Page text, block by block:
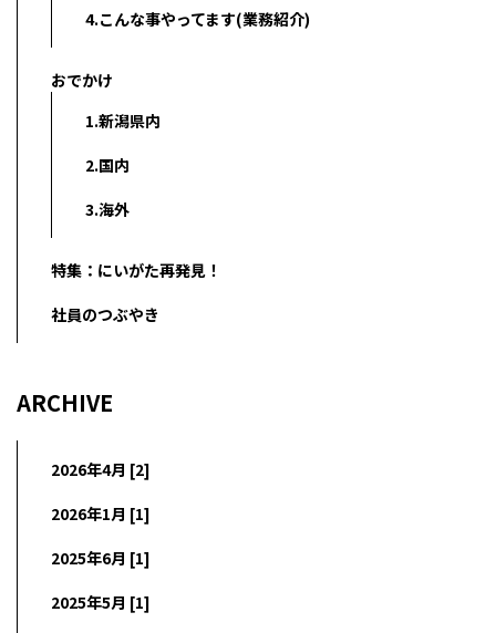
4.こんな事やってます(業務紹介)
おでかけ
1.新潟県内
2.国内
3.海外
特集：にいがた再発見！
社員のつぶやき
ARCHIVE
2026年4月 [2]
2026年1月 [1]
2025年6月 [1]
2025年5月 [1]